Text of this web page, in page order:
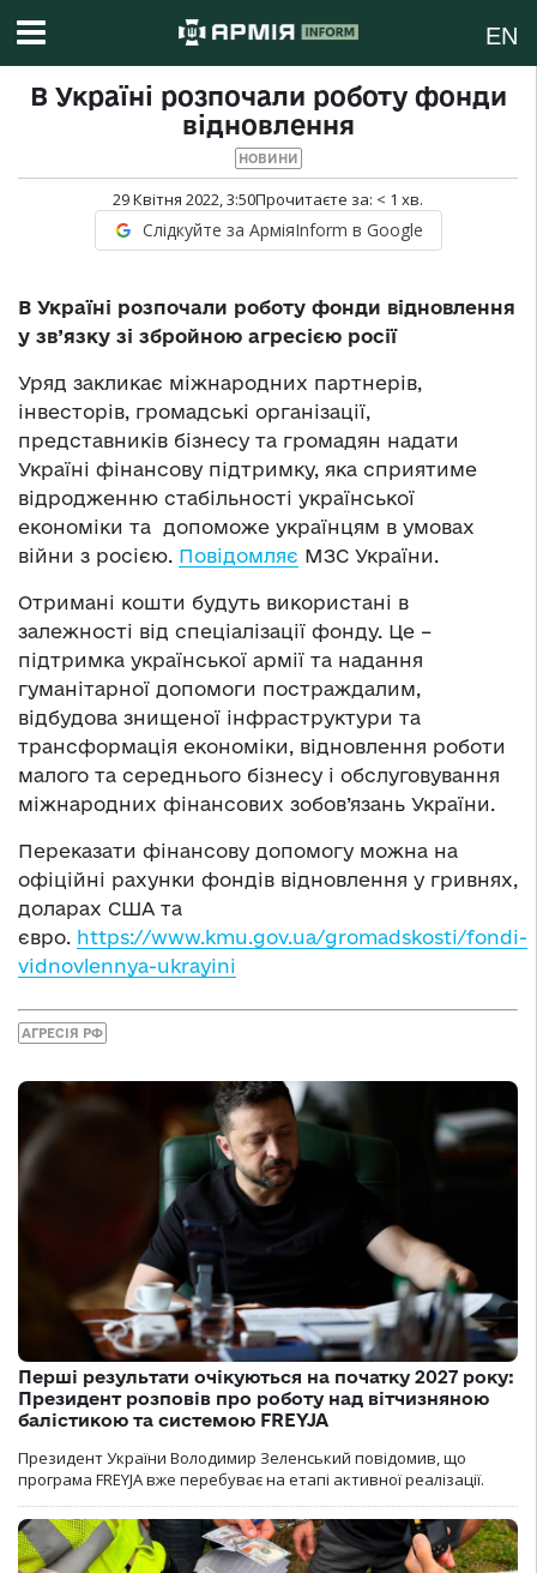
EN
В Україні розпочали роботу фонди
відновлення
НОВИНИ
29 Квітня 2022, 3:50Прочитаєте за: < 1 хв.
Слідкуйте за АрміяInform в Google
В Україні розпочали роботу фонди відновлення
у зв’язку зі збройною агресією росії
Уряд закликає міжнародних партнерів,
інвесторів, громадські організації,
представників бізнесу та громадян надати
Україні фінансову підтримку, яка сприятиме
відродженню стабільності української
економіки та допоможе українцям в умовах
війни з росією. Повідомляє МЗС України.
Отримані кошти будуть використані в
залежності від спеціалізації фонду. Це –
підтримка української армії та надання
гуманітарної допомоги постраждалим,
відбудова знищеної інфраструктури та
трансформація економіки, відновлення роботи
малого та середнього бізнесу і обслуговування
міжнародних фінансових зобов’язань України.
Переказати фінансову допомогу можна на
офіційні рахунки фондів відновлення у гривнях,
доларах США та
євро. https://www.kmu.gov.ua/gromadskosti/fondi-
vidnovlennya-ukrayini
АГРЕСІЯ РФ
Перші результати очікуються на початку 2027 року:
Президент розповів про роботу над вітчизняною
балістикою та системою FREYJA
Президент України Володимир Зеленський повідомив, що
програма FREYJA вже перебуває на етапі активної реалізації.